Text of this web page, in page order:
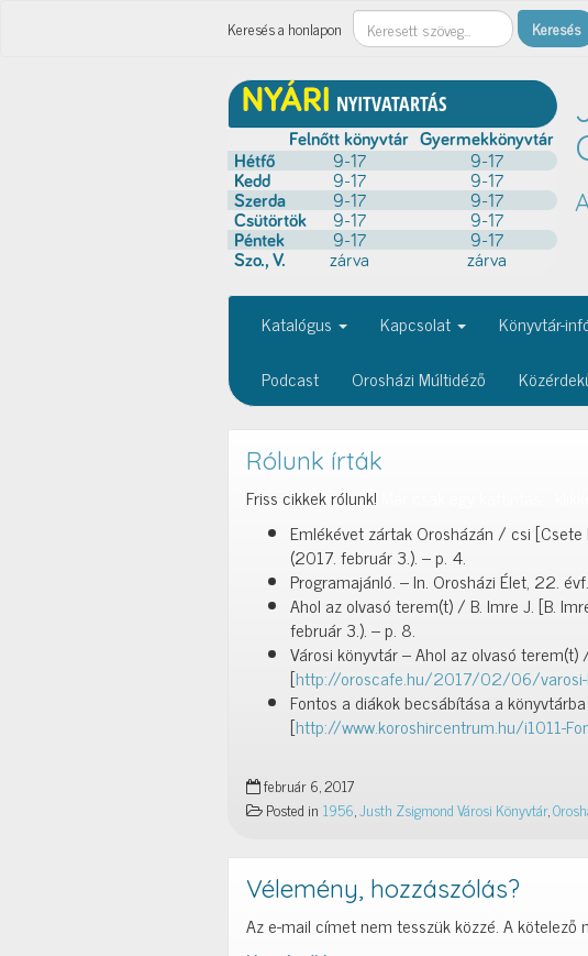
Keresés a honlapon Keresés
Katalógus Kapcsolat Könyvtár-
Podcast
Orosházi Múltidéző
Rólunk írták
Friss cikkek rólunk!
Emlékévet zártak Orosházán / csi [Csete
(2017. február 3.). – p. 4.
Programajánló. – In. Orosházi Élet, 22.
Ahol az olvasó terem(t) / B. Imre J. [B.
február 3.). – p. 8.
Városi könyvtár – Ahol az olvasó
[http://oroscafe.hu/2017/02/06/varosi-
Fontos a diákok becsábítása a
[http://www.koroshircentrum.hu/i1011-
február 6, 2017
Posted in 1956,Justh Zsigmond Városi Könyvtár,
Vélemény, hozzászólás?
Az e-mail címet nem tesszük közzé.A kötelező